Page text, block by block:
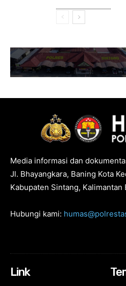
Media informasi dan
Jl. Bhayangkara, Baning Kota
Kabupaten Sintang, Kalimantan
Hubungi kami:
Link